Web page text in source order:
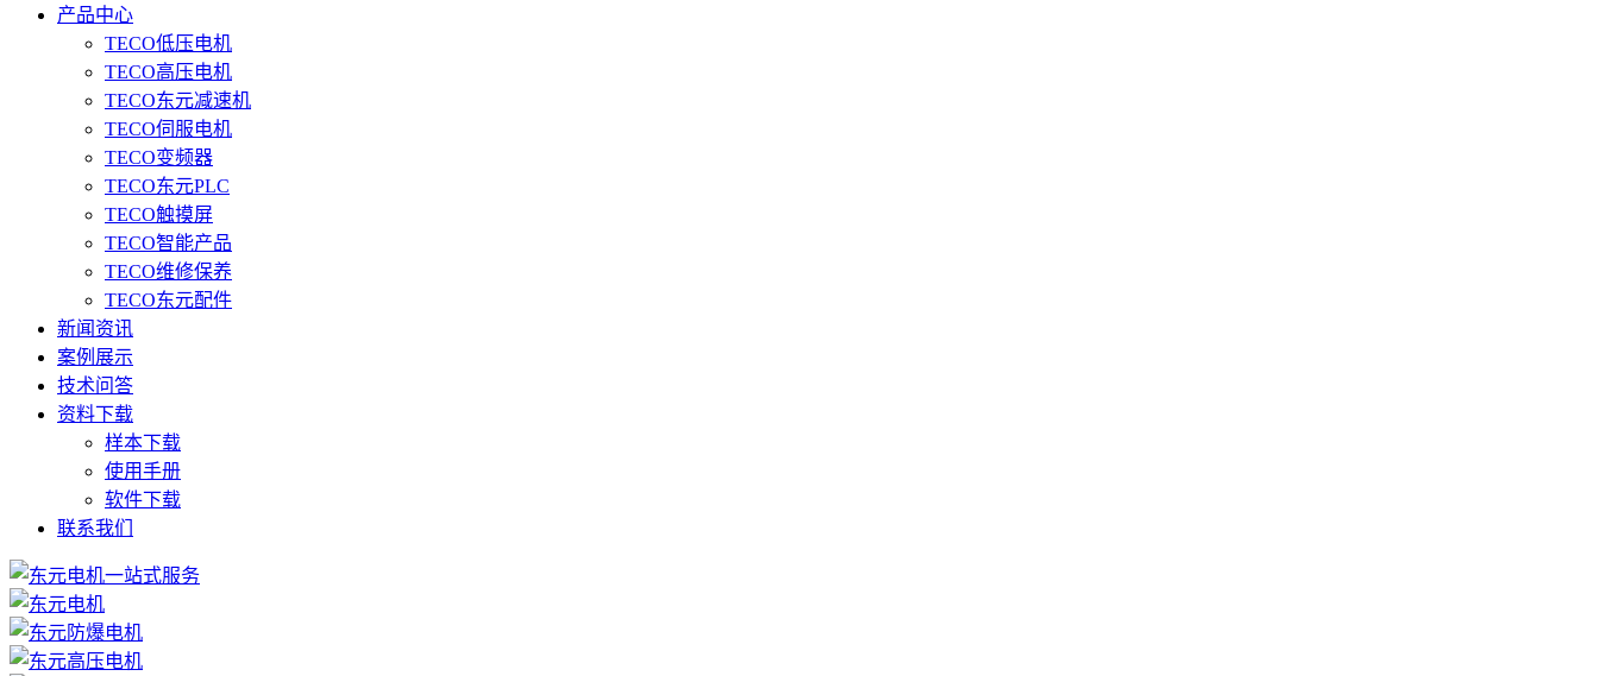
产品中心
TECO低压电机
TECO高压电机
TECO东元减速机
TECO伺服电机
TECO变频器
TECO东元PLC
TECO触摸屏
TECO智能产品
TECO维修保养
TECO东元配件
新闻资讯
案例展示
技术问答
资料下载
样本下载
使用手册
软件下载
联系我们